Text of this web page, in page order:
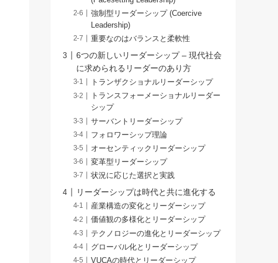
強制型リーダーシップ (Coercive
Leadership)
重要なのはバランスと柔軟性
6つの新しいリーダーシップ – 現代社会
に求められるリーダーのあり方
トランザクショナルリーダーシップ
トランスフォーメーショナルリーダー
シップ
サーバントリーダーシップ
フォロワーシップ理論
オーセンティックリーダーシップ
変革型リーダーシップ
状況に応じた選択と実践
リーダーシップは時代と共に進化する
産業構造の変化とリーダーシップ
価値観の多様化とリーダーシップ
テクノロジーの進化とリーダーシップ
グローバル化とリーダーシップ
VUCAの時代とリーダーシップ